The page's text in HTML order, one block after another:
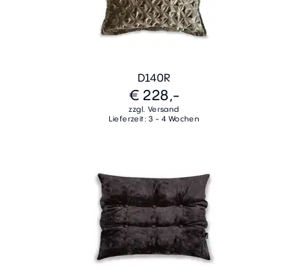
D140R
€ 228,-
zzgl. Versand
Lieferzeit: 3 - 4 Wochen